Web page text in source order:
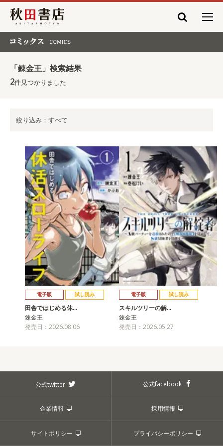
秋田書店
「錬金王」検索結果
2件見つかりました
絞り込み：すべて
電子版 試し読み
田舎ではじめる休…
錬金王
発売日：2026.08.06
電子版 試し読み
スキルツリーの解…
錬金王
発売日：2026.05.27
公式twitter 公式facebook
企業情報 採用情報
サイトポリシー プライバシーポリシー